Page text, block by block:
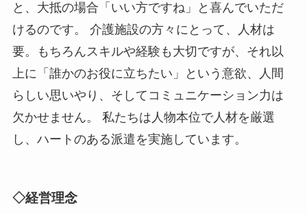
と、大抵の場合「いい方ですね」と喜んでいただ
けるのです。 介護施設の方々にとって、人材は
要。もちろんスキルや経験も大切ですが、それ以
上に「誰かのお役に立ちたい」という意欲、人間
らしい思いやり、そしてコミュニケーション力は
欠かせません。 私たちは人物本位で人材を厳選
し、ハートのある派遣を実施しています。
◇経営理念